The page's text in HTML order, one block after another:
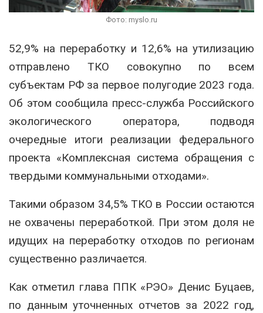
Фото: myslo.ru
52,9% на переработку и 12,6% на утилизацию
отправлено ТКО совокупно по всем
субъектам РФ за первое полугодие 2023 года.
Об этом сообщила пресс-служба Российского
экологического оператора, подводя
очередные итоги реализации федерального
проекта «Комплексная система обращения с
твердыми коммунальными отходами».
Такими образом 34,5% ТКО в России остаются
не охвачены переработкой. При этом доля не
идущих на переработку отходов по регионам
существенно различается.
Как отметил глава ППК «РЭО» Денис Буцаев,
по данным уточненных отчетов за 2022 год,